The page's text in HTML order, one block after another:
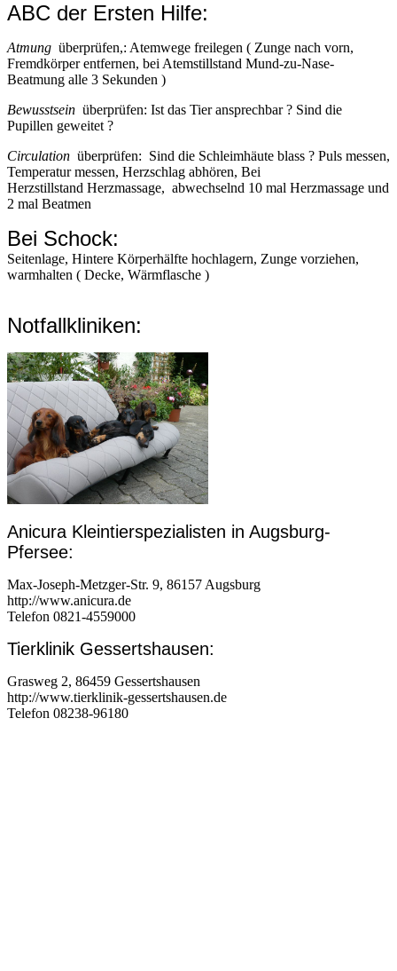
ABC der Ersten Hilfe:
Atmung überprüfen,: Atemwege freilegen ( Zunge nach vorn,
Fremdkörper entfernen, bei Atemstillstand Mund-zu-Nase-
Beatmung alle 3 Sekunden )
Bewusstsein überprüfen: Ist das Tier ansprechbar ? Sind die
Pupillen geweitet ?
Circulation überprüfen: Sind die Schleimhäute blass ? Puls messen,
Temperatur messen, Herzschlag abhören, Bei
Herzstillstand Herzmassage, abwechselnd 10 mal Herzmassage und
2 mal Beatmen
Bei Schock:
Seitenlage, Hintere Körperhälfte hochlagern, Zunge vorziehen,
warmhalten ( Decke, Wärmflasche )
Notfallkliniken:
Anicura Kleintierspezialisten in Augsburg-
Pfersee:
Max-Joseph-Metzger-Str. 9, 86157 Augsburg
http://www.anicura.de
Telefon 0821-4559000
Tierklinik Gessertshausen:
Grasweg 2, 86459 Gessertshausen
http://www.tierklinik-gessertshausen.de
Telefon 08238-96180